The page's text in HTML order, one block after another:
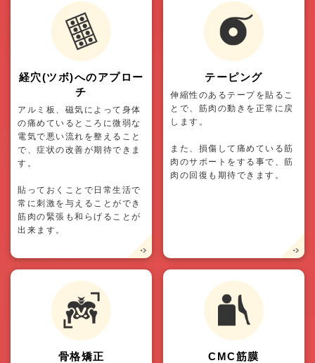
経穴(ツボ)へのアプロー
チ
アルミ板、磁気によって身体
の痛めているところに微弱な
電気で悪い流れを整えること
で、症状の改善が期待できま
す。
貼っておくことで日常生活で
常に刺激を与えることができ
筋肉の緊張も和らげることが
出来ます。
テーピング
伸縮性のあるテープを貼るこ
とで、筋肉の動きを正常に戻
します。
また、損傷して痛めている筋
肉のサポートをする事で、筋
肉の回復も期待できます。
骨格矯正
CMC筋膜